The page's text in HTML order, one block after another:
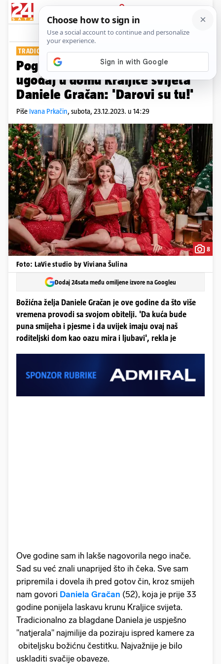
PRIJAVA
Show Komentari
TRADICIONALNA FOTKA ZA BLAGDANE
Pogledajte kako izgleda božićni
ugođaj u domu Kraljice svijeta
Daniele Gračan: 'Darovi su tu!'
Piše Ivana Prkačin, subota, 23.12.2023. u 14:29
8
Foto: LaVie studio by Viviana Šulina
Dodaj 24sata među omiljene izvore na Googleu
Božićna želja Daniele Gračan je ove godine da što više
vremena provodi sa svojom obitelji. 'Da kuća bude
puna smijeha i pjesme i da uvijek imaju ovaj naš
roditeljski dom kao oazu mira i ljubavi', rekla je
Ove godine sam ih lakše nagovorila nego inače.
Sad su već znali unaprijed što ih čeka. Sve sam
pripremila i dovela ih pred gotov čin, kroz smijeh
nam govori Daniela Gračan (52), koja je prije 33
godine ponijela laskavu krunu Kraljice svijeta.
Tradicionalno za blagdane Daniela je uspješno
''natjerala'' najmilije da poziraju ispred kamere za
obiteljsku božićnu čestitku. Najvažnije je bilo
uskladiti svačije obaveze.